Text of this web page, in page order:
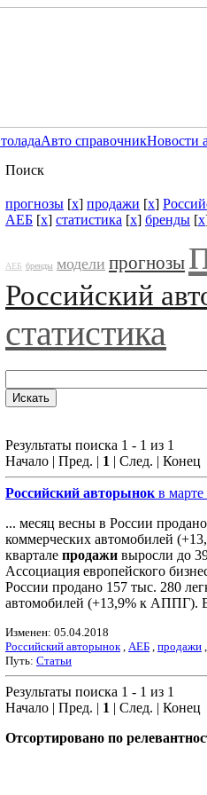
Авто справочникНовости
Поиск
прогнозы [x] продажи [x]
АЕБ [x] статистика [x] бренды [x
АЕБ бренды модели прогнозы
Российский
статистика
Результаты поиска 1 - 1 из 1
Начало | Пред. | 1 | След. | Конец
Российский авторынок в
... месяц весны в России
коммерческих автомобилей
квартале продажи выросли до
Ассоциация европейского
России продано 157 тыс. 280
автомобилей (+13,9% к АППГ).
Изменен: 05.04.2018
Российский авторынок, АЕБ , продажи ,
Путь: Статьи
Результаты поиска 1 - 1 из 1
Начало | Пред. | 1 | След. | Конец
Отсортировано по